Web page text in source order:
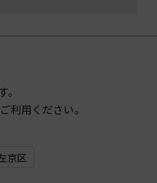
利用ください。
京区